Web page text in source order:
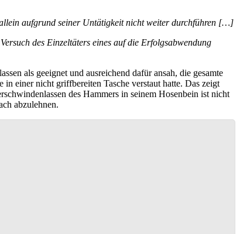
aufgrund seiner Untätigkeit nicht weiter durchführen […]
des Einzeltäters eines auf die Erfolgsabwendung
als geeignet und ausreichend dafür ansah, die gesamte
einer nicht griffbereiten Tasche verstaut hatte. Das zeigt
des Hammers in seinem Hosenbein ist nicht
abzulehnen.